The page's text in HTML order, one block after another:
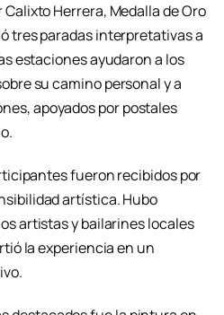
Herrera, Medalla de Oro
tres paradas interpretativas a
estaciones ayudaron a los
su camino personal y a
apoyados por postales
fueron recibidos por
artística. Hubo
artistas y bailarines locales
la experiencia en un